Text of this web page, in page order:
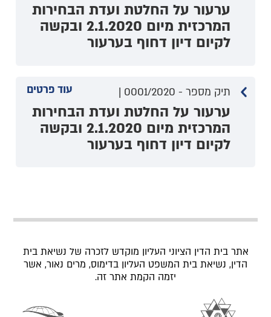
ערעור על החלטת ועדת הבחירות
המרכזית מיום 2.1.2020 ובקשה
לקיום דיון דחוף בערעור
עוד פרטים תיק מספר - 0001/2020 |
ערעור על החלטת ועדת הבחירות
המרכזית מיום 2.1.2020 ובקשה
לקיום דיון דחוף בערעור
אתר בית הדין הציוני העליון מוקדש לזכרה של נשיאת בית
הדין, נשיאת בית המשפט העליון בדימוס, מרים נאור, אשר
יזמה הקמת אתר זה.